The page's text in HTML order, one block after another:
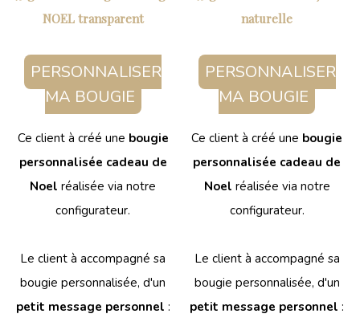
NOEL transparent
PERSONNALISER
MA BOUGIE
Ce client à créé une bougie
personnalisée cadeau de
Noelréalisée via notre
configurateur.
Le client à accompagné sa
bougie personnalisée, d'un
petit message personnel :
naturelle
PERSONNALISER
MA BOUGIE
Ce client à créé une bougie
personnalisée cadeau de
Noel réalisée via notre
configurateur.
Le client à accompagné sa
bougie personnalisée, d'un
petit message personnel :